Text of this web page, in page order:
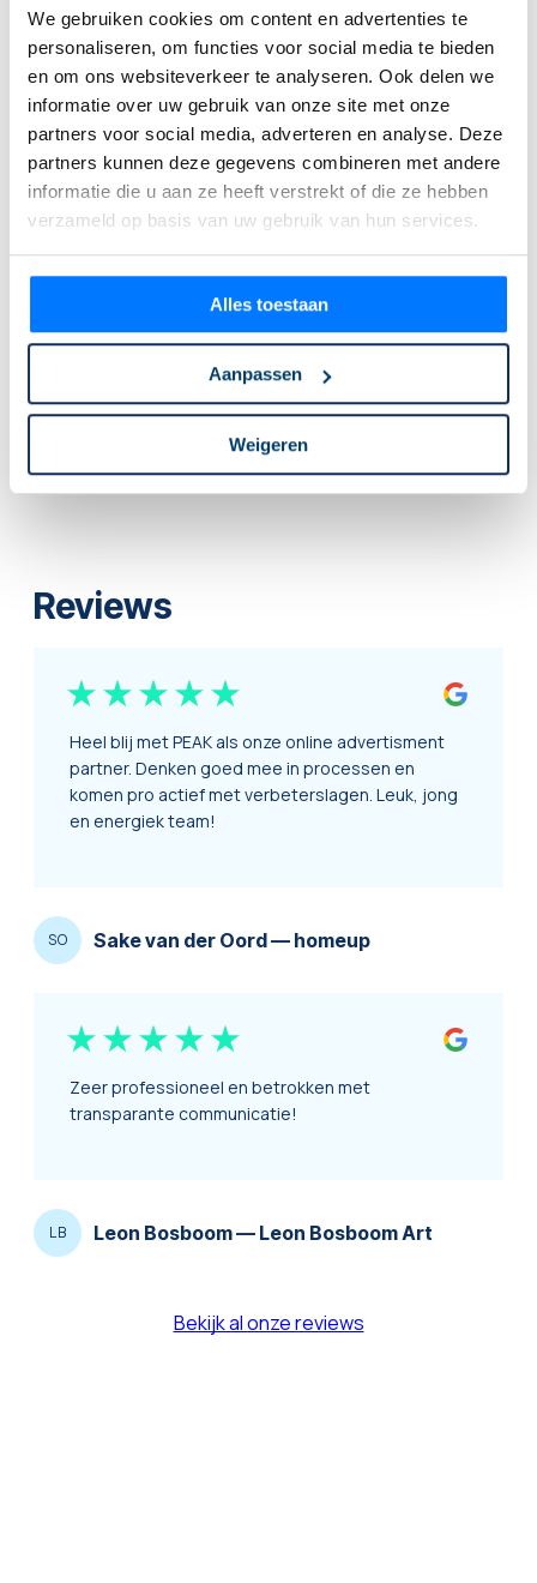
We gebruiken cookies om content en advertenties te
personaliseren, om functies voor social media te bieden
en om ons websiteverkeer te analyseren. Ook delen we
informatie over uw gebruik van onze site met onze
partners voor social media, adverteren en analyse. Deze
partners kunnen deze gegevens combineren met andere
informatie die u aan ze heeft verstrekt of die ze hebben
verzameld op basis van uw gebruik van hun services.
Alles toestaan
Aanpassen
Weigeren
Onze klanten beoordelen ons met
4,9/ 5
Reviews
Heel blij met PEAK als onze online advertisment
partner. Denken goed mee in processen en
komen pro actief met verbeterslagen. Leuk, jong
en energiek team!
SO Sake van der Oord— homeup
Zeer professioneel en betrokken met
transparante communicatie!
LB Leon Bosboom— Leon Bosboom Art
Bekijk al onze reviews